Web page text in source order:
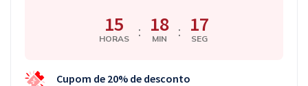
15
HORAS : 18
MIN : 16
SEG
Cupom de 20% de desconto